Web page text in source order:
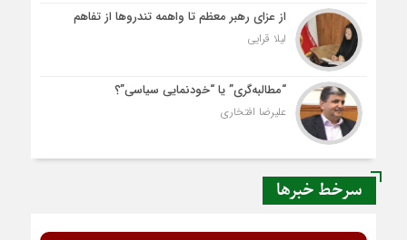
از عزای رهبر معظم تا واهمه تندروها از تفاهم
لیلا قرایی
“مطالبه‌گری” یا “خودنمایی سیاسی”؟
علیرضا افتخاری
سرخط خبرها